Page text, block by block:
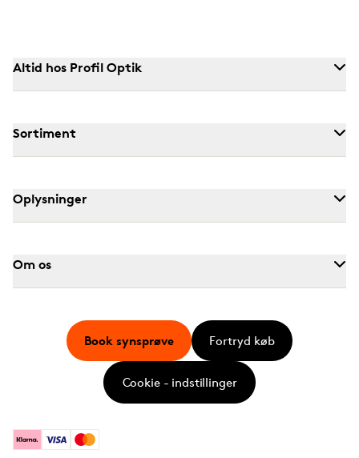
Altid hos Profil Optik
Sortiment
Oplysninger
Om os
KlarnaVisa Mastercard
Book synsprøve Fortryd køb
Cookie - indstillinger